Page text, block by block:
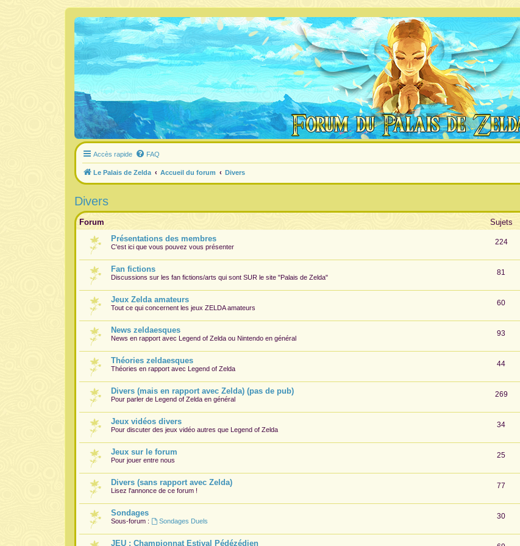
Accès rapide FAQ
Le Palais de Zelda Accueil du forum Divers
Divers
Forum Sujets
Présentations des membres
C'est ici que vous pouvez vous présenter
224
Fan fictions
Discussions sur les fan fictions/arts qui sont SUR le site "Palais de Zelda"
81
Jeux Zelda amateurs
Tout ce qui concernent les jeux ZELDA amateurs
60
News zeldaesques
News en rapport avec Legend of Zelda ou Nintendo en général
93
Théories zeldaesques
Théories en rapport avec Legend of Zelda
44
Divers (mais en rapport avec Zelda) (pas de pub)
Pour parler de Legend of Zelda en général
269
Jeux vidéos divers
Pour discuter des jeux vidéo autres que Legend of Zelda
34
Jeux sur le forum
Pour jouer entre nous
25
Divers (sans rapport avec Zelda)
Lisez l'annonce de ce forum !
77
Sondages
Sous-forum : Sondages Duels
30
JEU : Championnat Estival Pédézédien